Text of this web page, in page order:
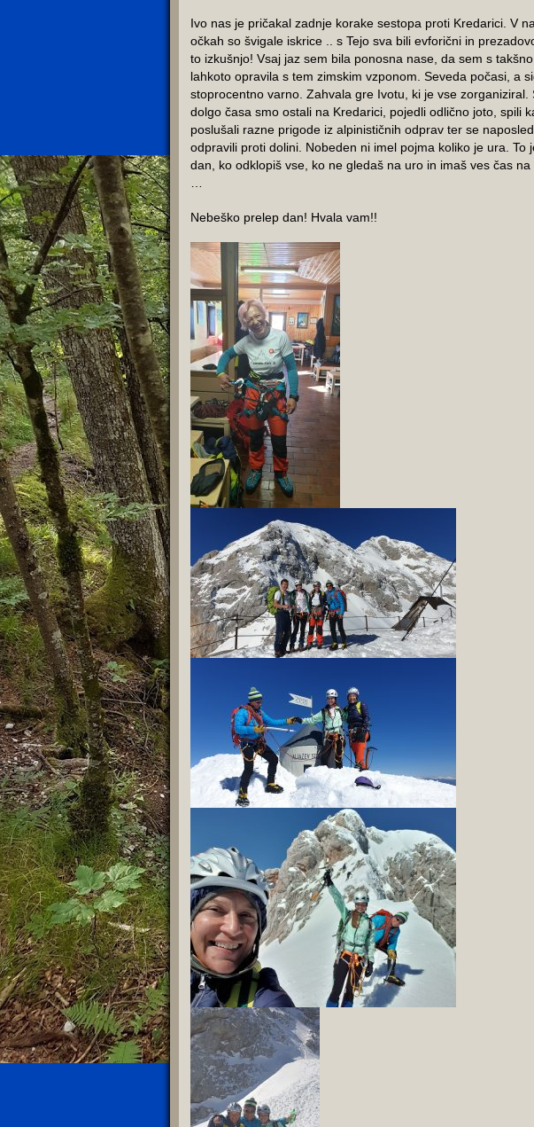
Ivo nas je pričakal zadnje korake sestopa proti Kredarici. V
očkah so švigale iskrice .. s Tejo sva bili evforični in
to izkušnjo! Vsaj jaz sem bila ponosna nase, da sem s takšno
lahkoto opravila s tem zimskim vzponom. Seveda počasi, a
stoprocentno varno. Zahvala gre Ivotu, ki je vse zorganiziral.
dolgo časa smo ostali na Kredarici, pojedli odlično joto, spili
poslušali razne prigode iz alpinističnih odprav ter se
odpravili proti dolini. Nobeden ni imel pojma koliko je ura. To
dan, ko odklopiš vse, ko ne gledaš na uro in imaš ves čas na
Nebeško prelep dan! Hvala vam!!